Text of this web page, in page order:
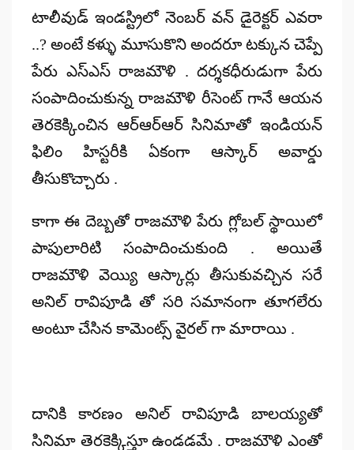
టాలీవుడ్ ఇండస్ట్రిలో నెంబర్ వన్ డైరెక్టర్ ఎవరా
..? అంటే కళ్ళు మూసుకొని అందరూ టక్కున చెప్పే
పేరు ఎస్ఎస్ రాజమౌళి . దర్శకధీరుడుగా పేరు
సంపాదించుకున్న రాజమౌళి రీసెంట్ గానే ఆయన
తెరకెక్కించిన ఆర్ఆర్ఆర్ సినిమాతో ఇండియన్
ఫిలిం హిస్టరీకి ఏకంగా ఆస్కార్ అవార్డు
తీసుకొచ్చారు .
కాగా ఈ దెబ్బతో రాజమౌళి పేరు గ్లోబల్ స్థాయిలో
పాపులారిటి సంపాదించుకుంది . అయితే
రాజమౌళి వెయ్యి ఆస్కార్లు తీసుకువచ్చిన సరే
అనిల్ రావిపూడి తో సరి సమానంగా తూగలేరు
అంటూ చేసిన కామెంట్స్ వైరల్ గా మారాయి .
దానికి కారణం అనిల్ రావిపూడి బాలయ్యతో
సినిమా తెరకెక్కిస్తూ ఉండడమే . రాజమౌళి ఎంతో